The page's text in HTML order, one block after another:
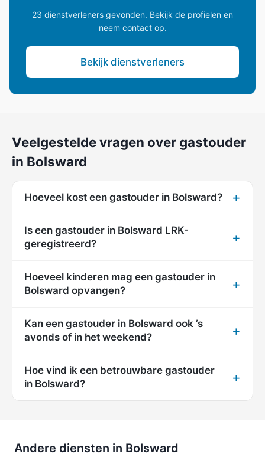
23 dienstverleners gevonden. Bekijk de profielen en
neem contact op.
Bekijk dienstverleners
Veelgestelde vragen over gastouder
in Bolsward
Hoeveel kost een gastouder in Bolsward?
Is een gastouder in Bolsward LRK-
geregistreerd?
Hoeveel kinderen mag een gastouder in
Bolsward opvangen?
Kan een gastouder in Bolsward ook ’s
avonds of in het weekend?
Hoe vind ik een betrouwbare gastouder
in Bolsward?
Andere diensten in Bolsward